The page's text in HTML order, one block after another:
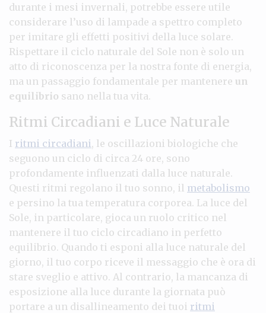
durante i mesi invernali, potrebbe essere utile
considerare l’uso di lampade a spettro completo
per imitare gli effetti positivi della luce solare.
Rispettare il ciclo naturale del Sole non è solo un
atto di riconoscenza per la nostra fonte di energia,
ma un passaggio fondamentale per mantenere un
equilibrio sano nella tua vita.
Ritmi Circadiani e Luce Naturale
I ritmi circadiani, le oscillazioni biologiche che
seguono un ciclo di circa 24 ore, sono
profondamente influenzati dalla luce naturale.
Questi ritmi regolano il tuo sonno, il metabolismo
e persino la tua temperatura corporea. La luce del
Sole, in particolare, gioca un ruolo critico nel
mantenere il tuo ciclo circadiano in perfetto
equilibrio. Quando ti esponi alla luce naturale del
giorno, il tuo corpo riceve il messaggio che è ora di
stare sveglio e attivo. Al contrario, la mancanza di
esposizione alla luce durante la giornata può
portare a un disallineamento dei tuoi ritmi